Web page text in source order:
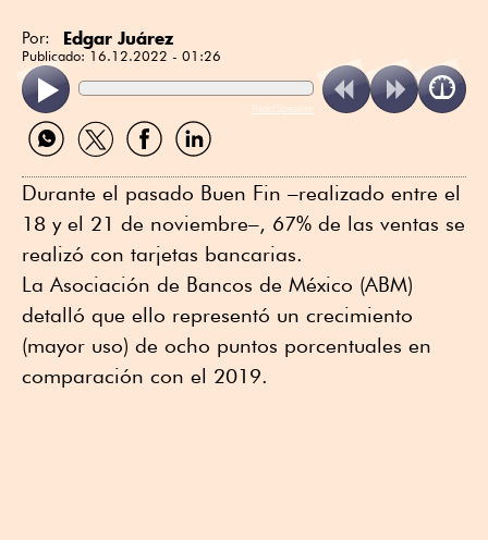
Por: Edgar Juárez
Publicado: 16.12.2022 - 01:26
ReadSpeaker
Compartir
por
Compartir
por
Compartir
por
Compartir
por
Durante el pasado Buen Fin –realizado entre el
18 y el 21 de noviembre–, 67% de las ventas se
realizó con tarjetas bancarias.
La Asociación de Bancos de México (ABM)
detalló que ello representó un crecimiento
(mayor uso) de ocho puntos porcentuales en
comparación con el 2019.